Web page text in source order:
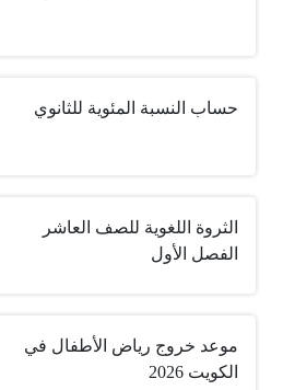
حساب النسبة المئوية للثانوي
الثروة اللغوية للصف العاشر
الفصل الأول
موعد خروج رياض الأطفال في
الكويت 2026